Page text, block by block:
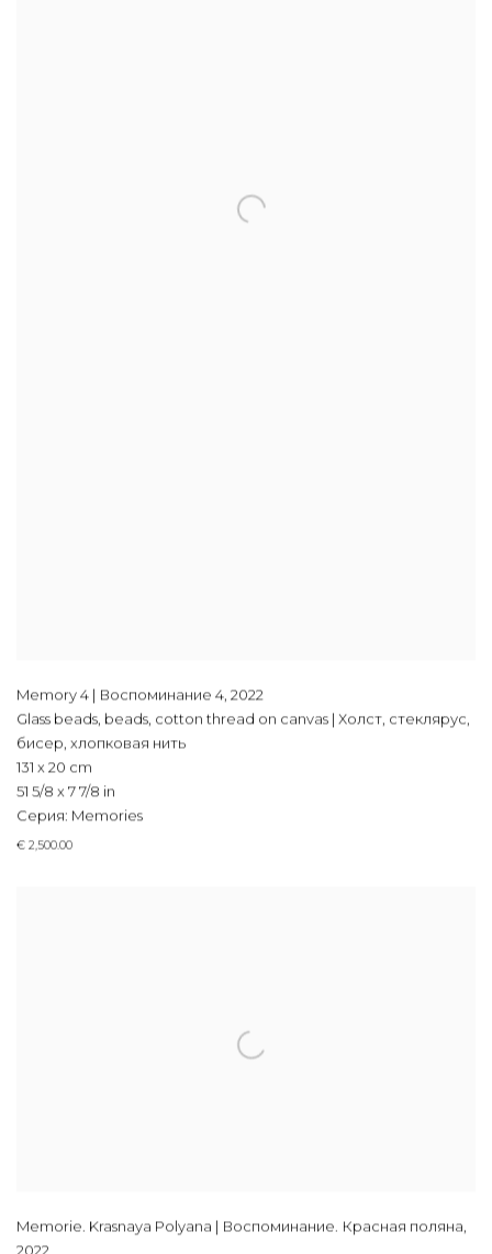
Memory 4 | Воспоминание 4, 2022
Glass beads, beads, cotton thread on canvas | Холст, стеклярус,
бисер, хлопковая нить
131 x 20 cm
51 5/8 x 7 7/8 in
Серия: Memories
€ 2,500.00
Memorie. Krasnaya Polyana | Воспоминание. Красная поляна,